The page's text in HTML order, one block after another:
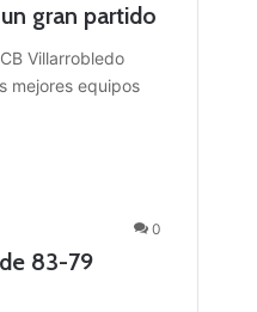
gran partido
Villarrobledo
mejores equipos
0
83-79